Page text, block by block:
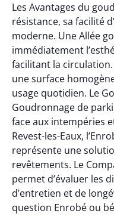
Les Avantages du
résistance, sa facilité
moderne. Une Allée
immédiatement
facilitant la circulation.
une surface
usage quotidien. Le
Goudronnage de
face aux intempéries
Revest-les-Eaux,
représente une
revêtements. Le
permet d’évaluer les
d’entretien et de
question Enrobé ou